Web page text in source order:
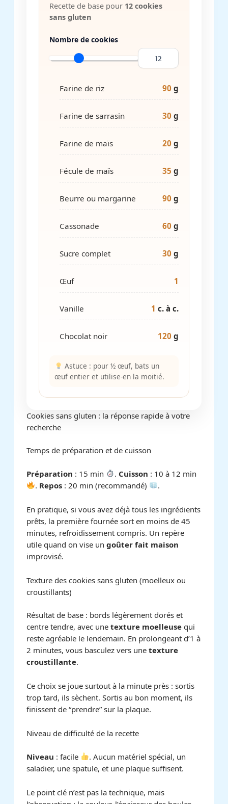
Recette de base pour 12 cookies
sans gluten
Nombre de cookies
Farine de riz 90 g
Farine de sarrasin 30 g
Farine de maïs 20 g
Fécule de maïs 35 g
Beurre ou margarine 90 g
Cassonade 60 g
Sucre complet 30 g
Œuf 1
Vanille 1 c. à c.
Chocolat noir 120 g
Astuce : pour ½ œuf, bats un
œuf entier et utilise-en la moitié.
Cookies sans gluten : la réponse rapide à votre
recherche
Temps de préparation et de cuisson
Préparation : 15 min . Cuisson : 10 à 12 min
. Repos : 20 min (recommandé) .
En pratique, si vous avez déjà tous les ingrédients
prêts, la première fournée sort en moins de 45
minutes, refroidissement compris. Un repère
utile quand on vise ungoûter fait maison
improvisé.
Texture des cookies sans gluten (moelleux ou
croustillants)
Résultat de base : bords légèrement dorés et
centre tendre, avec unetexture moelleuse qui
reste agréable le lendemain. En prolongeant d’1 à
2 minutes, vous basculez vers unetexture
croustillante.
Ce choix se joue surtout à la minute près : sortis
trop tard, ils sèchent. Sortis au bon moment, ils
finissent de “prendre” sur la plaque.
Niveau de difficulté de la recette
Niveau : facile
. Aucun matériel spécial, un
saladier, une spatule, et une plaque suffisent.
Le point clé n’est pas la technique, mais